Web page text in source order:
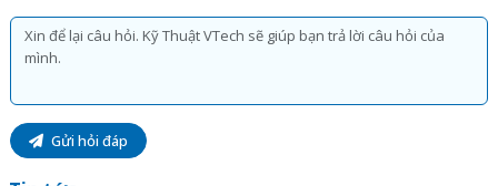
Gửi hỏi đáp